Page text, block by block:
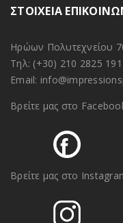
ΣΤΟΙΧΕΙΑ
Ηρώων Πολυτεχνείου
Τηλ: (+30) 210 2825 191
Email:
Βρείτε μας στο
Βρείτε μας στο